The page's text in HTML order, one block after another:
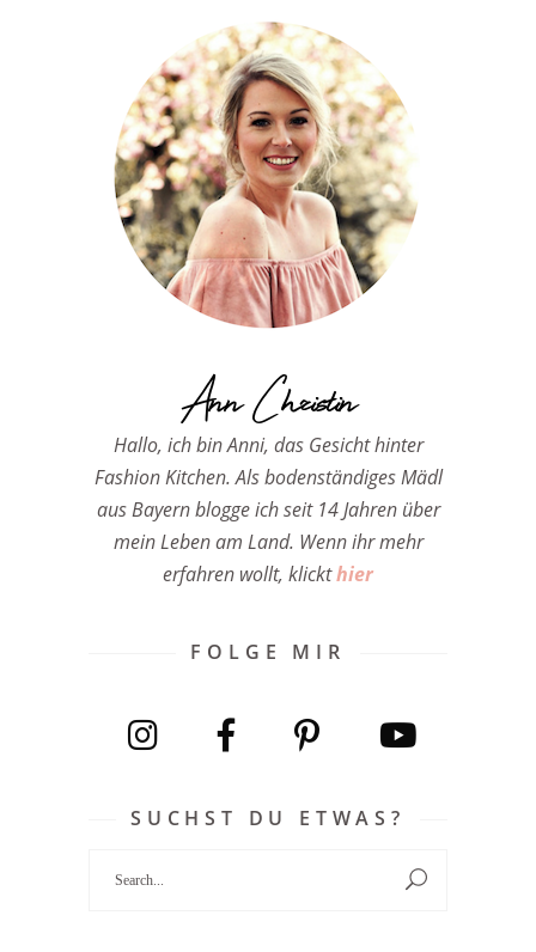
Ann Christin
Hallo, ich bin Anni, das Gesicht hinter
Fashion Kitchen. Als bodenständiges Mädl
aus Bayern blogge ich seit 14 Jahren über
mein Leben am Land. Wenn ihr mehr
erfahren wollt, klickthier
FOLGE MIR
SUCHST DU ETWAS?